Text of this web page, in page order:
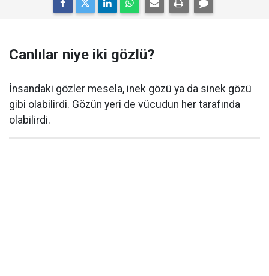
Canlılar niye iki gözlü?
İnsandaki gözler mesela, inek gözü ya da sinek gözü
gibi olabilirdi. Gözün yeri de vücudun her tarafında
olabilirdi.